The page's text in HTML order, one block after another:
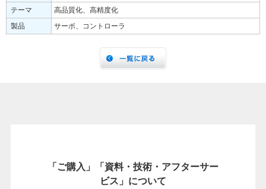
テーマ
高品質化、高精度化
製品
サーボ、コントローラ
「ご購入」「資料・技術・アフターサー
ビス」について